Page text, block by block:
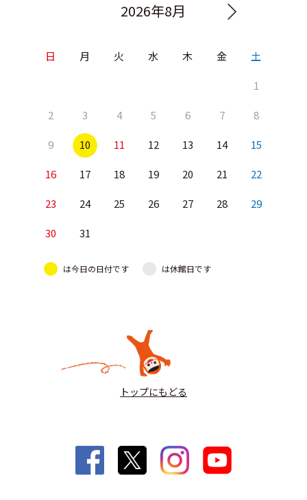
2026年8月
日 月 火 水 木 金 土
1
2 3 4 5 6 7 8
9 10 11 12 13 14 15
16 17 18 19 20 21 22
23 24 25 26 27 28 29
30 31
は今日の日付です は休館日です
トップにもどる